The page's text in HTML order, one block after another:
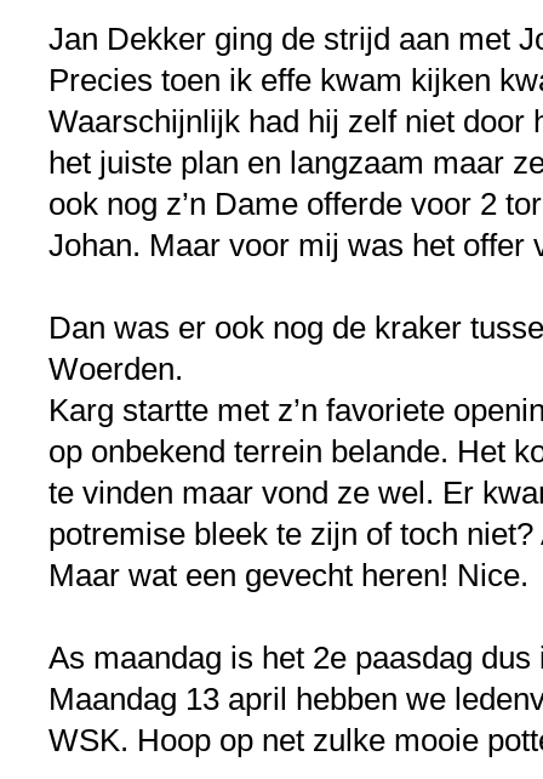
Jan Dekker ging de strijd aan met
Precies toen ik effe kwam kijken
Waarschijnlijk had hij zelf niet door
het juiste plan en langzaam maar
ook nog z’n Dame offerde voor 2
Johan. Maar voor mij was het offer
Dan was er ook nog de kraker
Woerden.
Karg startte met z’n favoriete
op onbekend terrein belande. Het
te vinden maar vond ze wel. Er
potremise bleek te zijn of toch
Maar wat een gevecht heren! Nice.
As maandag is het 2e paasdag
Maandag 13 april hebben we
WSK. Hoop op net zulke mooie